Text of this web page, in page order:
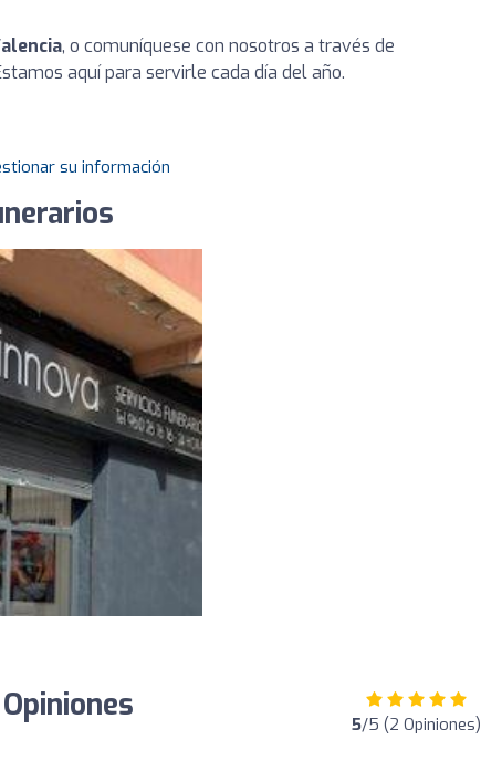
, o comuníquese con nosotros a través de
aquí para servirle cada día del año.
su información
5/5 (2 Opiniones)